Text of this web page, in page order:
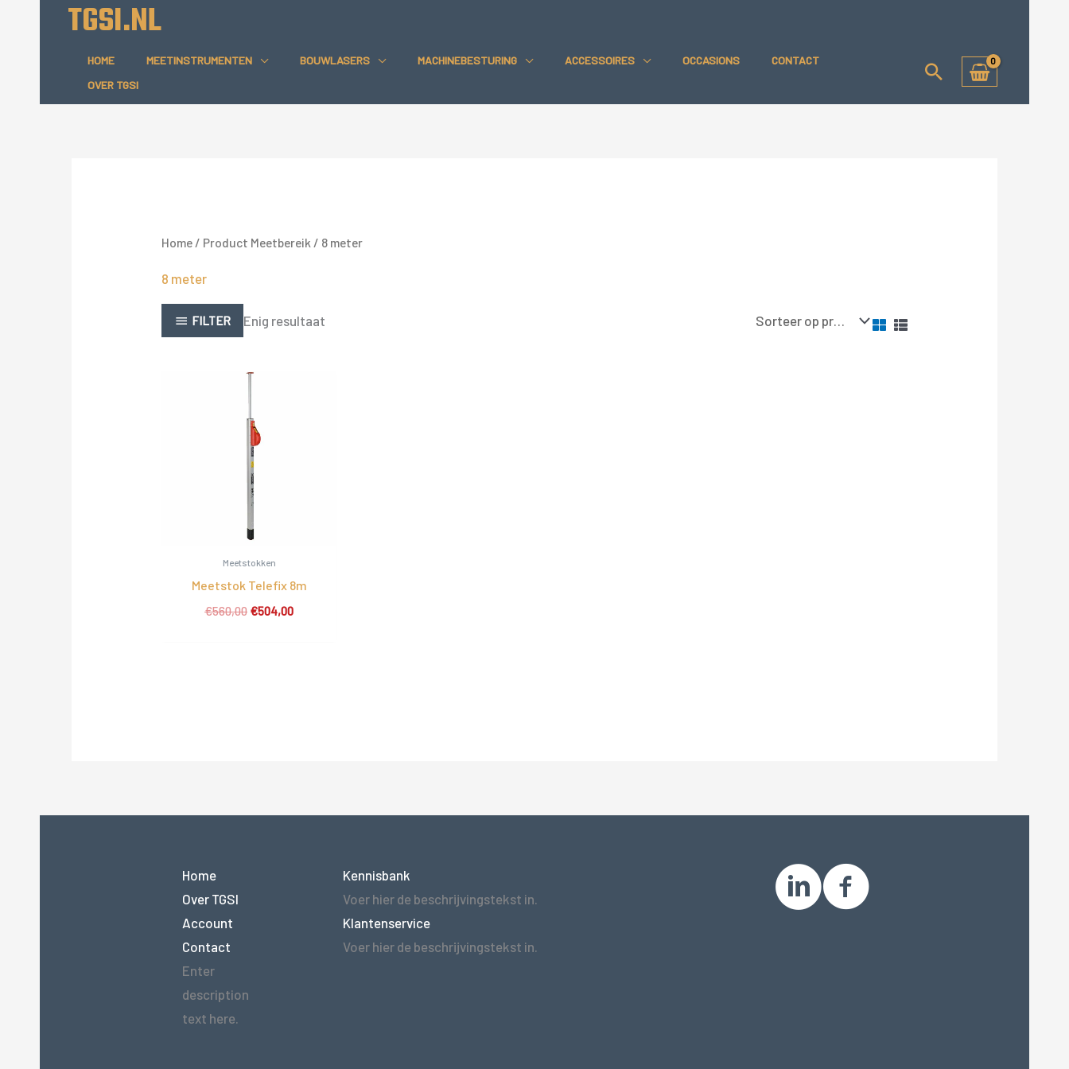
TGSI.NL
HOME MEETINSTRUMENTEN BOUWLASERS MACHINEBESTURING ACCESSOIRES OCCASIONS
CONTACT
OVER TGSI
Zoeken
Home / Product Meetbereik / 8 meter
8 meter
FILTER Enig resultaat
Meetstokken
Meetstok Telefix 8m
€560,00 Oorspronkelijke
€504,00Huidige
Home
Over TGSI
Account
Contact
Enter
description
text here.
Kennisbank
Voer hier de beschrijvingstekst in.
Klantenservice
Voer hier de beschrijvingstekst in.